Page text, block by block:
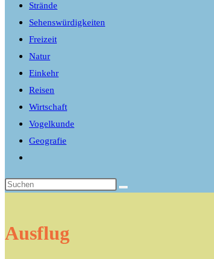
Strände
Sehenswürdigkeiten
Freizeit
Natur
Einkehr
Reisen
Wirtschaft
Vogelkunde
Geografie
umschalten
Ausflug